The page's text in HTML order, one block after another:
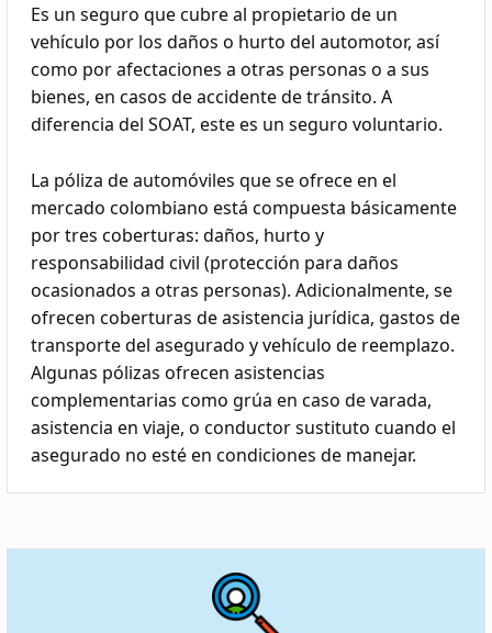
Es un seguro que cubre al propietario de un
vehículo por los daños o hurto del automotor, así
como por afectaciones a otras personas o a sus
bienes, en casos de accidente de tránsito. A
diferencia del SOAT, este es un seguro voluntario.
La póliza de automóviles que se ofrece en el
mercado colombiano está compuesta básicamente
por tres coberturas: daños, hurto y
responsabilidad civil (protección para daños
ocasionados a otras personas). Adicionalmente, se
ofrecen coberturas de asistencia jurídica, gastos de
transporte del asegurado y vehículo de reemplazo.
Algunas pólizas ofrecen asistencias
complementarias como grúa en caso de varada,
asistencia en viaje, o conductor sustituto cuando el
asegurado no esté en condiciones de manejar.